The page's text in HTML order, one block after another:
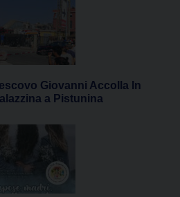
Giovanni Accolla In
a Pistunina